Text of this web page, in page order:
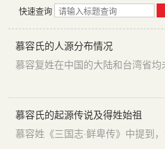
快速查询
慕容氏的人源分布情况
慕容氏的起源传说及得姓始祖